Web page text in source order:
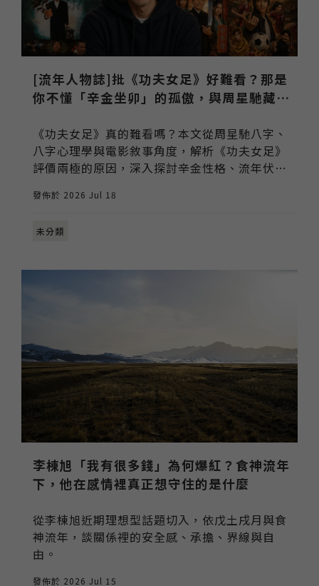
[流年人物誌]批《功夫女足》好難看？那是
你不懂「辛金坐卯」的孤傲，與周星馳藏了
《功夫女足》真的難看嗎？本文從周星馳八字、
八字心理學與電影敘事角度，解析《功夫女足》
評價兩極的原因，深入探討辛金性格、流年伏
馳想傳達的人生與和解。
發佈於 2026 Jul 18
未分類
李棟旭「我有很多錢」為何爆紅？食神流年
下，他在感情裡真正想守住的是什麼
從李棟旭近期理想型話題切入，依戊土戌月與食
神流年，談關係裡的安全感、承擔、界線與自
由。
發佈於 2026 Jul 15